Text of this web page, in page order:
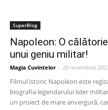
SuperBlog
Napoleon: O
unui geniu militar!
Magia Cuvintelor - 20 noiembrie
Filmul istoric Napoleon este
biografia legendarului lider
un proiect de mare anvergură,